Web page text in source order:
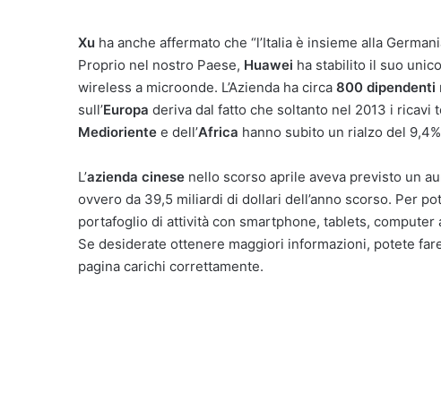
Xu ha anche affermato che “l’Italia è insieme alla
Proprio nel nostro Paese, Huawei ha stabilito il suo
wireless a microonde. L’Azienda ha circa 800 dipendenti
sull’Europa deriva dal fatto che soltanto nel 2013 i
Medioriente e dell’Africa hanno subito un rialzo del
L’azienda cinese nello scorso aprile aveva previsto un
ovvero da 39,5 miliardi di dollari dell’anno scorso. Per
portafoglio di attività con smartphone, tablets, computer
Se desiderate ottenere maggiori informazioni, potete
pagina carichi correttamente.